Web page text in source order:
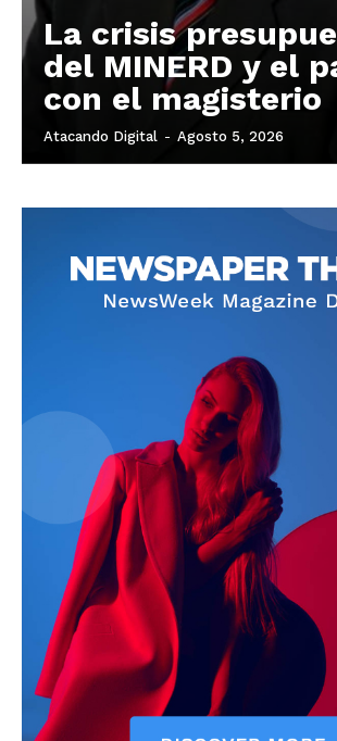
La crisis
del MINERD y el
con el magisterio
Atacando Digital - Agosto 5, 2026